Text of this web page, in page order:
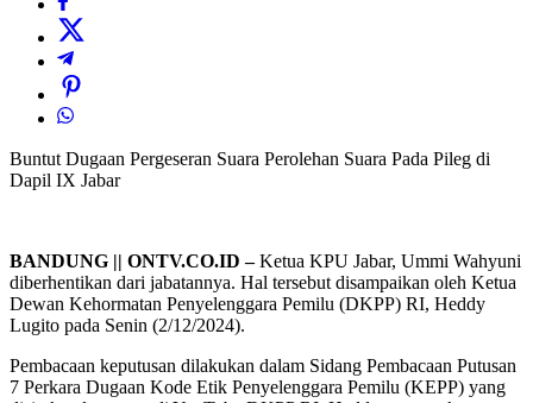
Buntut Dugaan Pergeseran Suara Perolehan Suara Pada Pileg di
Dapil IX Jabar
BANDUNG || ONTV.CO.ID –Ketua KPU Jabar, Ummi Wahyuni
diberhentikan dari jabatannya. Hal tersebut disampaikan oleh Ketua
Dewan Kehormatan Penyelenggara Pemilu (DKPP) RI, Heddy
Lugito pada Senin (2/12/2024).
Pembacaan keputusan dilakukan dalam Sidang Pembacaan Putusan
7 Perkara Dugaan Kode Etik Penyelenggara Pemilu (KEPP) yang